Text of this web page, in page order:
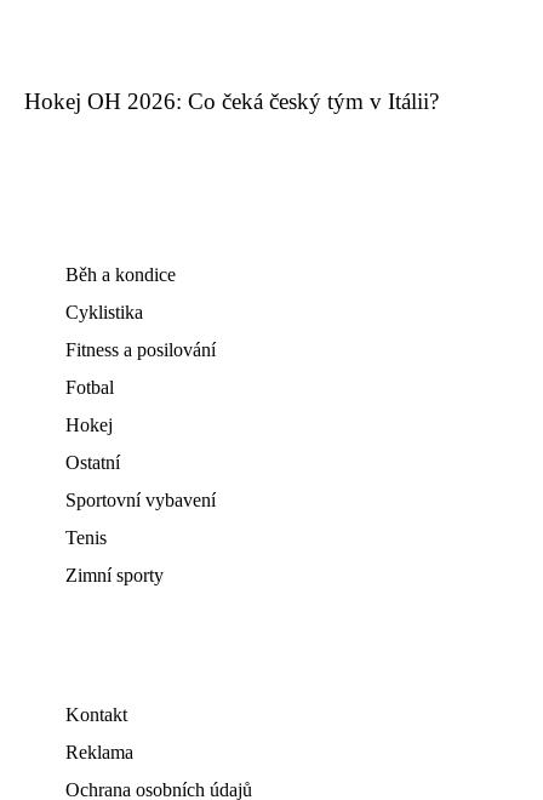
Hokej OH 2026: Co čeká český tým v Itálii?
Běh a kondice
Cyklistika
Fitness a posilování
Fotbal
Hokej
Ostatní
Sportovní vybavení
Tenis
Zimní sporty
Kontakt
Reklama
Ochrana osobních údajů